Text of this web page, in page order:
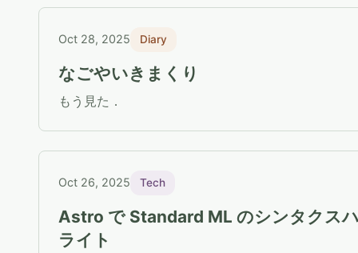
Oct 28, 2025 Diary
なごやいきまくり
もう見た．
Oct 26, 2025 Tech
Astro で Standard ML のシンタクス
ライト